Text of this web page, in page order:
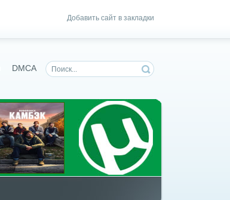
Добавить сайт в закладки
DMCA